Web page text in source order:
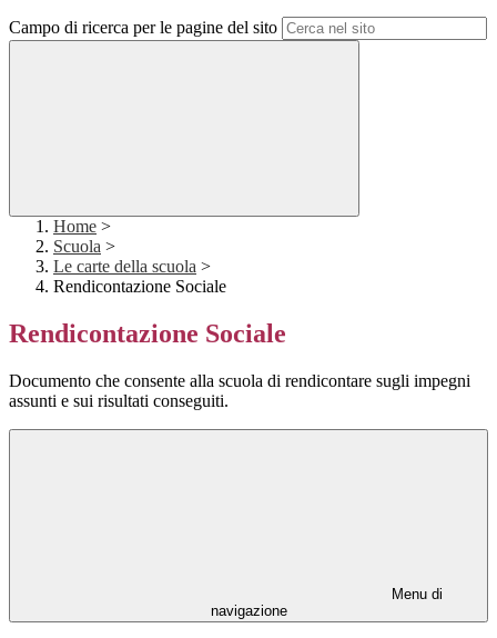
Campo di ricerca per le pagine del sito
Home >
Scuola >
Le carte della scuola >
Rendicontazione Sociale
Rendicontazione Sociale
Documento che consente alla scuola di rendicontare sugli impegni
assunti e sui risultati conseguiti.
Menu di
navigazione